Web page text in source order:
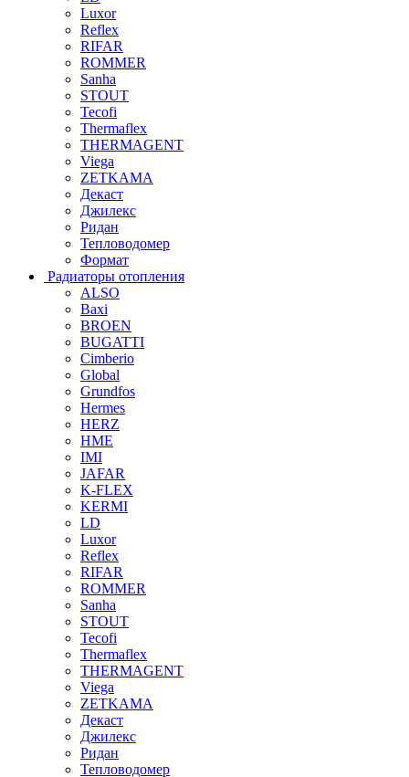
Luxor
Reflex
RIFAR
ROMMER
Sanha
STOUT
Tecofi
Thermaflex
THERMAGENT
Viega
ZETKAMA
Декаст
Джилекс
Ридан
Тепловодомер
Формат
Радиаторы отопления
ALSO
Baxi
BROEN
BUGATTI
Cimberio
Global
Grundfos
Hermes
HERZ
HME
IMI
JAFAR
K-FLEX
KERMI
LD
Luxor
Reflex
RIFAR
ROMMER
Sanha
STOUT
Tecofi
Thermaflex
THERMAGENT
Viega
ZETKAMA
Декаст
Джилекс
Ридан
Тепловодомер